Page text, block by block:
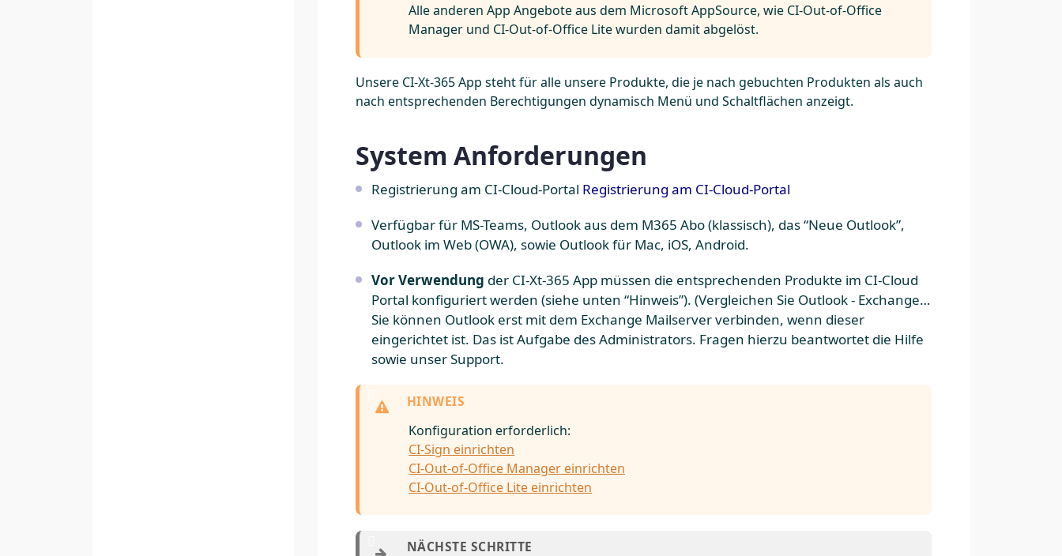
Alle anderen App Angebote aus dem Microsoft AppSource, wie CI-Out-of-Office
Manager und CI-Out-of-Office Lite wurden damit abgelöst.
Unsere CI-Xt-365 App steht für alle unsere Produkte, die je nach gebuchten Produkten als auch
nach entsprechenden Berechtigungen dynamisch Menü und Schaltflächen anzeigt.
System Anforderungen
Registrierung am CI-Cloud-Portal Registrierung am CI-Cloud-Portal
Verfügbar für MS-Teams, Outlook aus dem M365 Abo (klassisch), das “Neue Outlook”,
Outlook im Web (OWA), sowie Outlook für Mac, iOS, Android.
Vor Verwendung der CI-Xt-365 App müssen die entsprechenden Produkte im CI-Cloud
Portal konfiguriert werden (siehe unten “Hinweis”). (Vergleichen Sie Outlook - Exchange…
Sie können Outlook erst mit dem Exchange Mailserver verbinden, wenn dieser
eingerichtet ist. Das ist Aufgabe des Administrators. Fragen hierzu beantwortet die Hilfe
sowie unser Support.
Konfiguration erforderlich:
CI-Sign einrichten
CI-Out-of-Office Manager einrichten
CI-Out-of-Office Lite einrichten